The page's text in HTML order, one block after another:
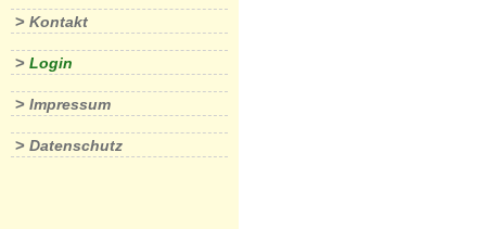
> Kontakt
> Login
> Impressum
> Datenschutz